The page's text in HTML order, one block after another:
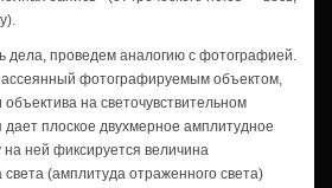
дела, проведем аналогию с фотографией.
фотографируемым объектом,
на светочувствительном
плоское двухмерное амплитудное
на ней фиксируется величина
(амплитуда отраженного света)